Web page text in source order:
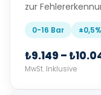
zur
0-16 Bar ±0,5%
₺9.149 –
MwSt. Inklusive